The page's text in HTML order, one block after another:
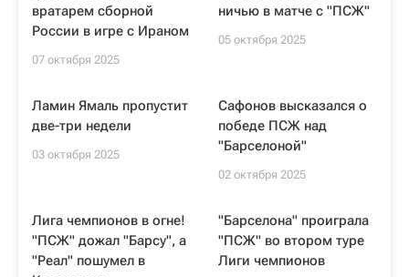
вратарем сборной
России в игре с Ираном
07 октября 2025
ничью в матче с "ПСЖ"
05 октября 2025
Ламин Ямаль пропустит
две-три недели
03 октября 2025
Сафонов высказался о
победе ПСЖ над
"Барселоной"
02 октября 2025
Лига чемпионов в огне!
"ПСЖ" дожал "Барсу", а
"Реал" пошумел в
"Барселона" проиграла
"ПСЖ" во втором туре
Лиги чемпионов